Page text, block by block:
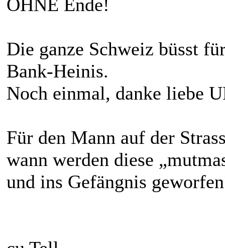
OHNE Ende!
Die ganze Schweiz büsst
Bank-Heinis.
Noch einmal, danke liebe
Für den Mann auf der
wann werden diese
und ins Gefängnis